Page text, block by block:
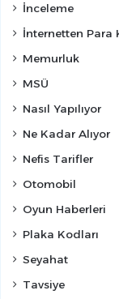
İnceleme
İnternetten Para
Memurluk
MSÜ
Nasıl Yapılıyor
Ne Kadar Alıyor
Nefis Tarifler
Otomobil
Oyun Haberleri
Plaka Kodları
Seyahat
Tavsiye